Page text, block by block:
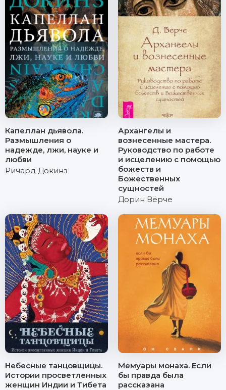
Капеллан дьявола.
Размышления о
надежде, лжи, науке и
любви
Ричард Докинз
Архангелы и
вознесенные мастера.
Руководство по работе
и исцелению с помощью
божеств и
Божественных
сущностей
Дорин Вёрче
Небесные танцовщицы.
Истории просветленных
женщин Индии и Тибета
Мемуары монаха. Если
бы правда была
рассказана